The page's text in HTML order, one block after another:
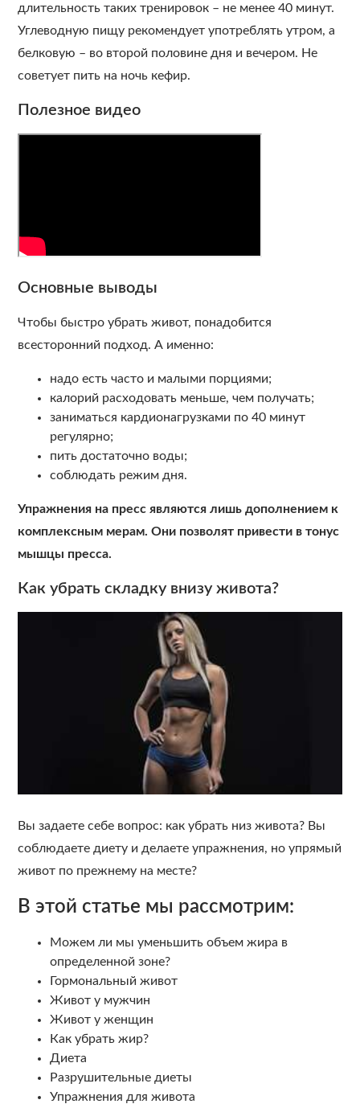
длительность таких тренировок – не менее 40 минут.
Углеводную пищу рекомендует употреблять утром, а
белковую – во второй половине дня и вечером. Не
советует пить на ночь кефир.
Полезное видео
Основные выводы
Чтобы быстро убрать живот, понадобится
всесторонний подход. А именно:
надо есть часто и малыми порциями;
калорий расходовать меньше, чем получать;
заниматься кардионагрузками по 40 минут
регулярно;
пить достаточно воды;
соблюдать режим дня.
Упражнения на пресс являются лишь дополнением к
комплексным мерам. Они позволят привести в тонус
мышцы пресса.
Как убрать складку внизу живота?
Вы задаете себе вопрос: как убрать низ живота? Вы
соблюдаете диету и делаете упражнения, но упрямый
живот по прежнему на месте?
В этой статье мы рассмотрим:
Можем ли мы уменьшить объем жира в
определенной зоне?
Гормональный живот
Живот у мужчин
Живот у женщин
Как убрать жир?
Диета
Разрушительные диеты
Упражнения для живота